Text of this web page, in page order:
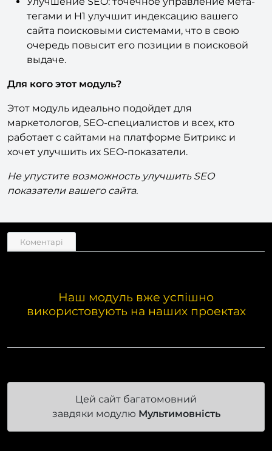
системах.
Улучшение SEO: точечное управление мета-
тегами и H1 улучшит индексацию вашего
сайта поисковыми системами, что в свою
очередь повысит его позиции в поисковой
выдаче.
Для кого этот модуль?
Этот модуль идеально подойдет для
маркетологов, SEO-специалистов и всех, кто
работает с сайтами на платформе Битрикс и
хочет улучшить их SEO-показатели.
Не упустите возможность улучшить SEO
Наш модуль вже успішно
Цей сайт багатомовний
завдяки модулюМультимовність